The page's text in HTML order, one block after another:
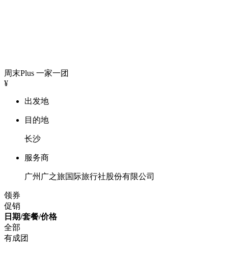
周末Plus 一家一团
¥
出发地
目的地
长沙
服务商
广州广之旅国际旅行社股份有限公司
领券
促销
日期/套餐/价格
全部
有成团